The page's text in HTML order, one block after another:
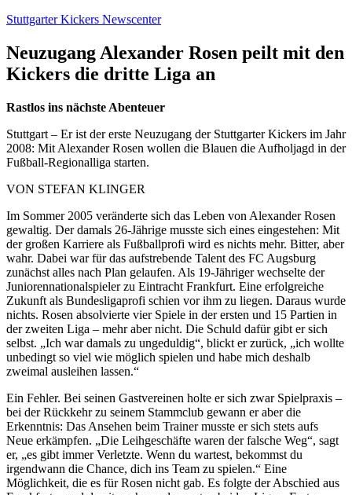
Zum
springen
Stuttgarter Kickers Newscenter
Neuzugang Alexander Rosen peilt mit den
Kickers die dritte Liga an
Rastlos ins nächste Abenteuer
Stuttgart – Er ist der erste Neuzugang der Stuttgarter Kickers im Jahr
2008: Mit Alexander Rosen wollen die Blauen die Aufholjagd in der
Fußball-Regionalliga starten.
VON STEFAN KLINGER
Im Sommer 2005 veränderte sich das Leben von Alexander Rosen
gewaltig. Der damals 26-Jährige musste sich eines eingestehen: Mit
der großen Karriere als Fußballprofi wird es nichts mehr. Bitter, aber
wahr. Dabei war für das aufstrebende Talent des FC Augsburg
zunächst alles nach Plan gelaufen. Als 19-Jähriger wechselte der
Juniorennationalspieler zu Eintracht Frankfurt. Eine erfolgreiche
Zukunft als Bundesligaprofi schien vor ihm zu liegen. Daraus wurde
nichts. Rosen absolvierte vier Spiele in der ersten und 15 Partien in
der zweiten Liga – mehr aber nicht. Die Schuld dafür gibt er sich
selbst. „Ich war damals zu ungeduldig“, blickt er zurück, „ich wollte
unbedingt so viel wie möglich spielen und habe mich deshalb
zweimal ausleihen lassen.“
Ein Fehler. Bei seinen Gastvereinen holte er sich zwar Spielpraxis –
bei der Rückkehr zu seinem Stammclub gewann er aber die
Erkenntnis: Das Ansehen beim Trainer musste er sich stets aufs
Neue erkämpfen. „Die Leihgeschäfte waren der falsche Weg“, sagt
er, „es gibt immer Verletzte. Wenn du wartest, bekommst du
irgendwann die Chance, dich ins Team zu spielen.“ Eine
Möglichkeit, die es für Rosen nicht gab. Es folgte der Abschied aus